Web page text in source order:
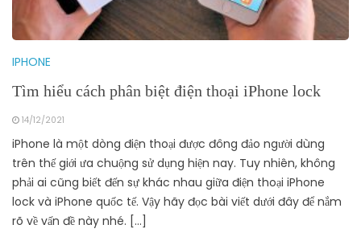
IPHONE
Tìm hiểu cách phân biệt điện thoại iPhone lock
14/12/2021
iPhone là một dòng điện thoại được đông đảo người dùng
trên thế giới ưa chuộng sử dụng hiện nay. Tuy nhiên, không
phải ai cũng biết đến sự khác nhau giữa điện thoại iPhone
lock và iPhone quốc tế. Vậy hãy đọc bài viết dưới đây để nắm
rõ về vấn đề này nhé. […]